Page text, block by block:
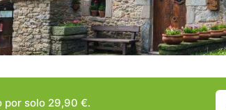
por solo 29,90 €.